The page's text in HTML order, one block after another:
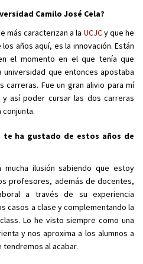
Camilo José Cela?
más caracterizan a la UCJCy que he
años aquí, es la innovación. Están
el momento en el que tenía que
universidad que entonces apostaba
carreras. Fue un gran alivio para mí
así poder cursar las dos carreras
conjunta.
te ha gustado de estos años de
ilusión sabiendo que estoy
profesores, además de docentes,
a través de su experiencia
casos a clase y complementando la
Lo he visto siempre como una
y nos aproxima a los alumnos a
al acabar.